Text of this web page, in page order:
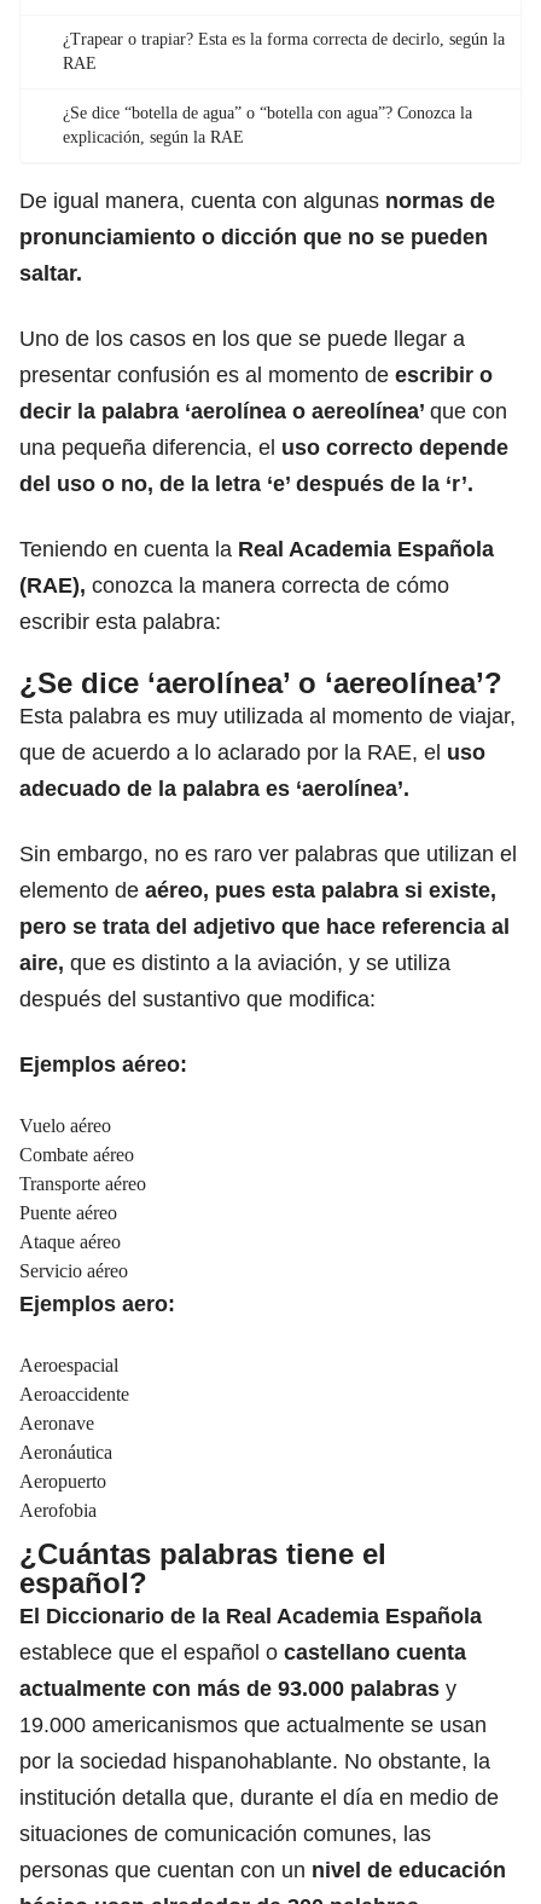
¿Trapear o trapiar? Esta es la forma correcta de decirlo, según la
RAE
¿Se dice “botella de agua” o “botella con agua”? Conozca la
explicación, según la RAE
De igual manera, cuenta con algunas normas de
pronunciamiento o dicción que no se pueden
saltar.
Uno de los casos en los que se puede llegar a
presentar confusión es al momento de escribir o
decir la palabra ‘aerolínea o aereolínea’ que con
una pequeña diferencia, el uso correcto depende
del uso o no, de la letra ‘e’ después de la ‘r’.
Teniendo en cuenta la Real Academia Española
(RAE), conozca la manera correcta de cómo
escribir esta palabra:
¿Se dice ‘aerolínea’ o ‘aereolínea’?
Esta palabra es muy utilizada al momento de viajar,
que de acuerdo a lo aclarado por la RAE, el uso
adecuado de la palabra es ‘aerolínea’.
Sin embargo, no es raro ver palabras que utilizan el
elemento de aéreo, pues esta palabra si existe,
pero se trata del adjetivo que hace referencia al
aire, que es distinto a la aviación, y se utiliza
después del sustantivo que modifica:
Ejemplos aéreo:
Vuelo aéreo
Combate aéreo
Transporte aéreo
Puente aéreo
Ataque aéreo
Servicio aéreo
Ejemplos aero:
Aeroespacial
Aeroaccidente
Aeronave
Aeronáutica
Aeropuerto
Aerofobia
¿Cuántas palabras tiene el
español?
El Diccionario de la Real Academia Española
establece que el español o castellano cuenta
actualmente con más de 93.000 palabras y
19.000 americanismos que actualmente se usan
por la sociedad hispanohablante. No obstante, la
institución detalla que, durante el día en medio de
situaciones de comunicación comunes, las
personas que cuentan con un nivel de educación